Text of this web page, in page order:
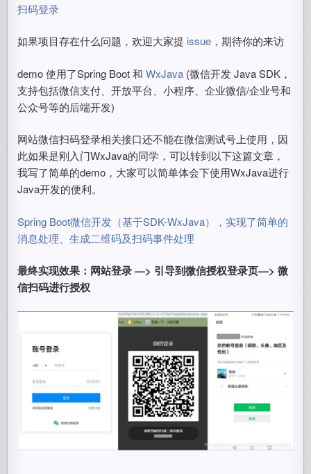
扫码登录
如果项目存在什么问题，欢迎大家提 issue ，期待你的来访
demo 使用了Spring Boot 和WxJava (微信开发 Java SDK，
支持包括微信支付、开放平台、小程序、企业微信/企业号和
公众号等的后端开发)
网站微信扫码登录相关接口还不能在微信测试号上使用，因
此如果是刚入门WxJava的同学，可以转到以下这篇文章，
我写了简单的demo，大家可以简单体会下使用WxJava进行
Java开发的便利。
Spring Boot微信开发（基于SDK-WxJava），实现了简单的
消息处理、生成二维码及扫码事件处理
最终实现效果：网站登录 —> 引导到微信授权登录页—> 微
信扫码进行授权